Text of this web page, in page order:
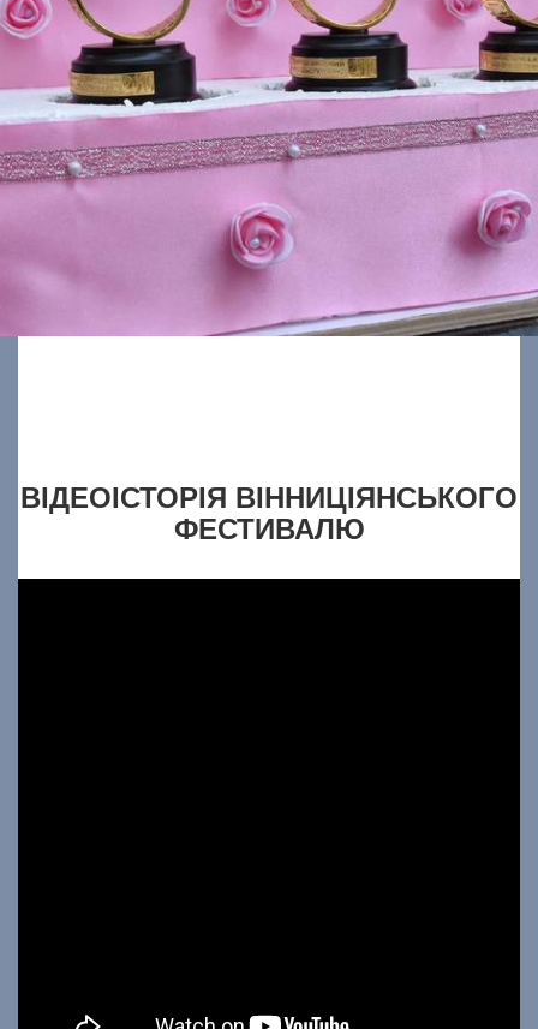
ВІДЕОІСТОРІЯ ВІННИЦІЯНСЬКОГО
ФЕСТИВАЛЮ